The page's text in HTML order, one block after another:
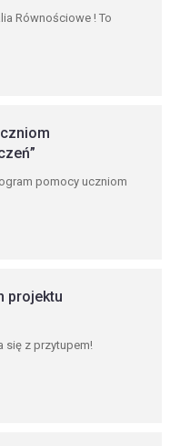
Równościowe ! To
pomocy uczniom
projektu
się z przytupem!